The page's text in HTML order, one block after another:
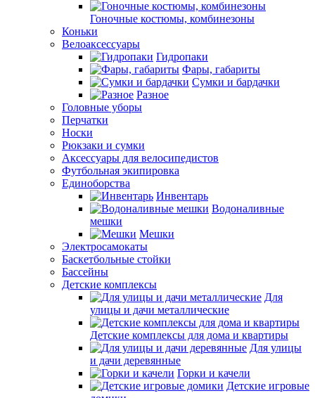
Гоночные костюмы, комбинезоны
Коньки
Велоаксессуары
Гидропаки
Фары, габариты
Сумки и бардачки
Разное
Головные уборы
Перчатки
Носки
Рюкзаки и сумки
Аксессуары для велосипедистов
Футбольная экипировка
Единоборства
Инвентарь
Водоналивные
мешки
Мешки
Электросамокаты
Баскетбольные стойки
Бассейны
Детские комплексы
Для
улицы и дачи металлические
Детские комплексы для дома и квартиры
Для улицы
и дачи деревянные
Горки и качели
Детские игровые